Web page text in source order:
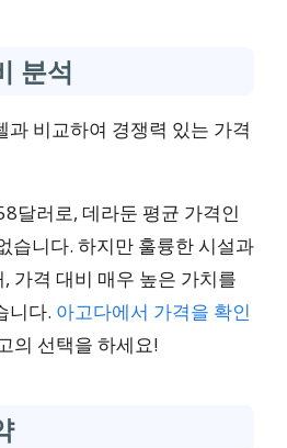
분석
과 비교하여 경쟁력 있는 가격
달러로, 데라둔 평균 가격인
습니다. 하지만 훌륭한 시설과
가격 대비 매우 높은 가치를
니다. 아고다에서 가격을 확인
의 선택을 하세요!